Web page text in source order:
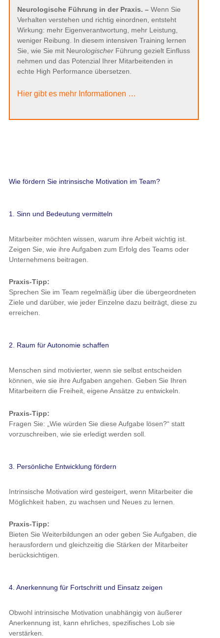
Neurologische Führung in der Praxis. – Wenn Sie
Verhalten verstehen und richtig einordnen, entsteht
Wirkung: mehr Eigenverantwortung, mehr Leistung,
weniger Reibung. In diesem intensiven Training lernen
Sie, wie Sie mit NeurologischerFührung gezielt Einfluss
nehmen und das Potenzial Ihrer Mitarbeitenden in
echte High Performance übersetzen.
Hier gibt es mehr Informationen …
Wie fördern Sie intrinsische Motivation im Team?
1. Sinn und Bedeutung vermitteln
Mitarbeiter möchten wissen, warum ihre Arbeit wichtig ist.
Zeigen Sie, wie ihre Aufgaben zum Erfolg des Teams oder
Unternehmens beitragen.
Praxis-Tipp:
Sprechen Sie im Team regelmäßig über die übergeordneten
Ziele und darüber, wie jeder Einzelne dazu beiträgt, diese zu
erreichen.
2. Raum für Autonomie schaffen
Menschen sind motivierter, wenn sie selbst entscheiden
können, wie sie ihre Aufgaben angehen. Geben Sie Ihren
Mitarbeitern die Freiheit, eigene Ansätze zu entwickeln.
Praxis-Tipp:
Fragen Sie: „Wie würden Sie diese Aufgabe lösen?“ statt
vorzuschreiben, wie sie erledigt werden soll.
3. Persönliche Entwicklung fördern
Intrinsische Motivation wird gesteigert, wenn Mitarbeiter die
Möglichkeit haben, zu wachsen und Neues zu lernen.
Praxis-Tipp:
Bieten Sie Weiterbildungen an oder geben Sie Aufgaben, die
herausfordern und gleichzeitig die Stärken der Mitarbeiter
berücksichtigen.
4. Anerkennung für Fortschritt und Einsatz zeigen
Obwohl intrinsische Motivation unabhängig von äußerer
Anerkennung ist, kann ehrliches, spezifisches Lob sie
verstärken.